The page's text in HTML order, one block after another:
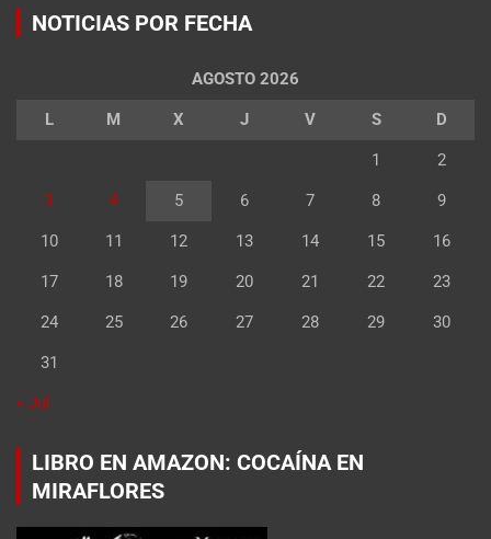
NOTICIAS POR FECHA
AGOSTO 2026
L M X J V S D
1 2
3 4 5 6 7 8 9
10 11 12 13 14 15 16
17 18 19 20 21 22 23
24 25 26 27 28 29 30
31
« Jul
LIBRO EN AMAZON: COCAÍNA EN
MIRAFLORES